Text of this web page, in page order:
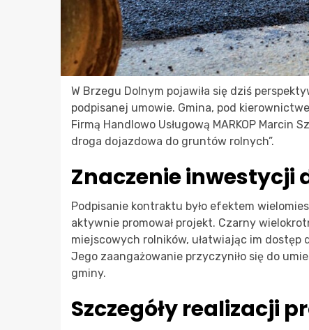
W Brzegu Dolnym pojawiła się dziś
podpisanej umowie. Gmina, pod
Firmą Handlowo Usługową MARKOP
droga dojazdowa do gruntów rolnych”.
Znaczenie inwestycji
Podpisanie kontraktu było efektem
aktywnie promował projekt. Czarny
miejscowych rolników, ułatwiając im
Jego zaangażowanie przyczyniło się do
gminy.
Szczegóły realizacji